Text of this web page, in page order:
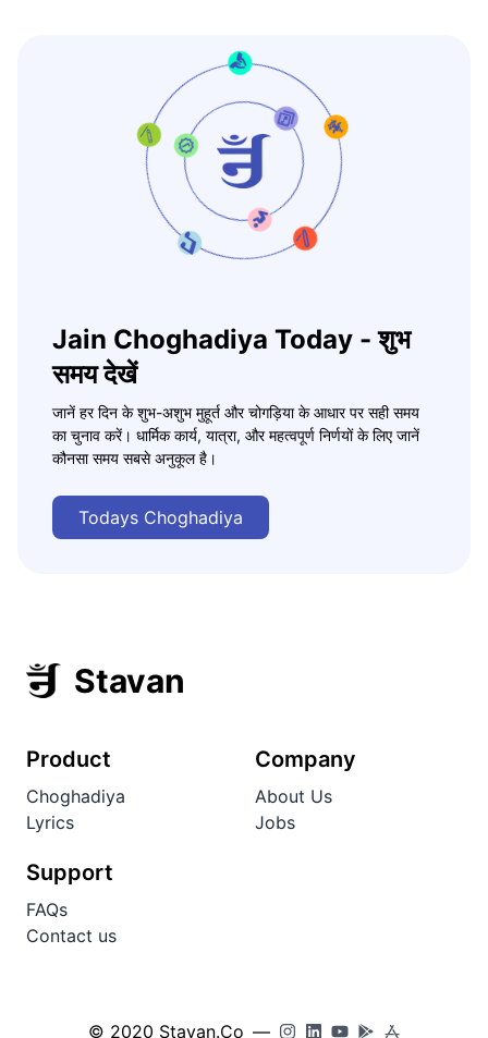
Jain Choghadiya Today - शुभ
समय देखें
जानें हर दिन के शुभ-अशुभ मुहूर्त और चोगड़िया के आधार पर सही समय
का चुनाव करें। धार्मिक कार्य, यात्रा, और महत्वपूर्ण निर्णयों के लिए जानें
कौनसा समय सबसे अनुकूल है।
Todays Choghadiya
Stavan
Product
Choghadiya
Lyrics
Company
About Us
Jobs
Support
FAQs
Contact us
© 2020 Stavan.Co —